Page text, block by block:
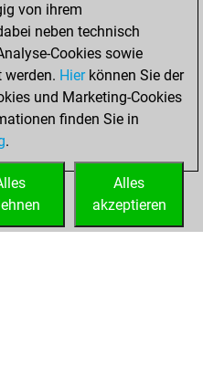
account
Studies
Mai
von ihrem
neben technisch
Cookies sowie
werden. Hierkönnen Sie der
und Marketing-Cookies
finden Sie in
.
Alles
akzeptieren